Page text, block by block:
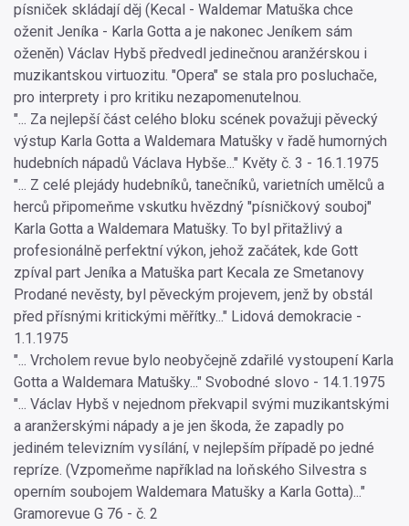
písniček skládají děj (Kecal - Waldemar Matuška chce
oženit Jeníka - Karla Gotta a je nakonec Jeníkem sám
oženěn) Václav Hybš předvedl jedinečnou aranžérskou i
muzikantskou virtuozitu. "Opera" se stala pro posluchače,
pro interprety i pro kritiku nezapomenutelnou.
"... Za nejlepší část celého bloku scének považuji pěvecký
výstup Karla Gotta a Waldemara Matušky v řadě humorných
hudebních nápadů Václava Hybše..." Květy č. 3 - 16.1.1975
"... Z celé plejády hudebníků, tanečníků, varietních umělců a
herců připomeňme vskutku hvězdný "písničkový souboj"
Karla Gotta a Waldemara Matušky. To byl přitažlivý a
profesionálně perfektní výkon, jehož začátek, kde Gott
zpíval part Jeníka a Matuška part Kecala ze Smetanovy
Prodané nevěsty, byl pěveckým projevem, jenž by obstál
před přísnými kritickými měřítky..." Lidová demokracie -
1.1.1975
"... Vrcholem revue bylo neobyčejně zdařilé vystoupení Karla
Gotta a Waldemara Matušky..." Svobodné slovo - 14.1.1975
"... Václav Hybš v nejednom překvapil svými muzikantskými
a aranžerskými nápady a je jen škoda, že zapadly po
jediném televizním vysílání, v nejlepším případě po jedné
repríze. (Vzpomeňme například na loňského Silvestra s
operním soubojem Waldemara Matušky a Karla Gotta)..."
Gramorevue G 76 - č. 2